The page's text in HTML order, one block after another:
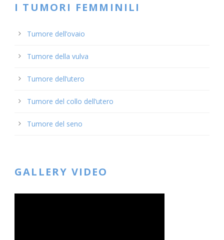
I TUMORI FEMMINILI
Tumore dell’ovaio
Tumore della vulva
Tumore dell’utero
Tumore del collo dell’utero
Tumore del seno
GALLERY VIDEO